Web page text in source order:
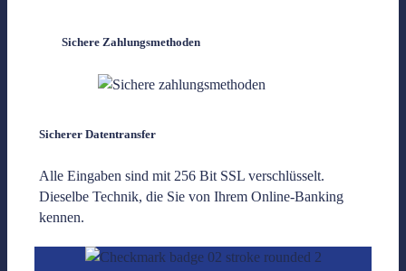
Sichere Zahlungsmethoden
Sicherer Datentransfer
Alle Eingaben sind mit 256 Bit SSL verschlüsselt.
Dieselbe Technik, die Sie von Ihrem Online-Banking
kennen.